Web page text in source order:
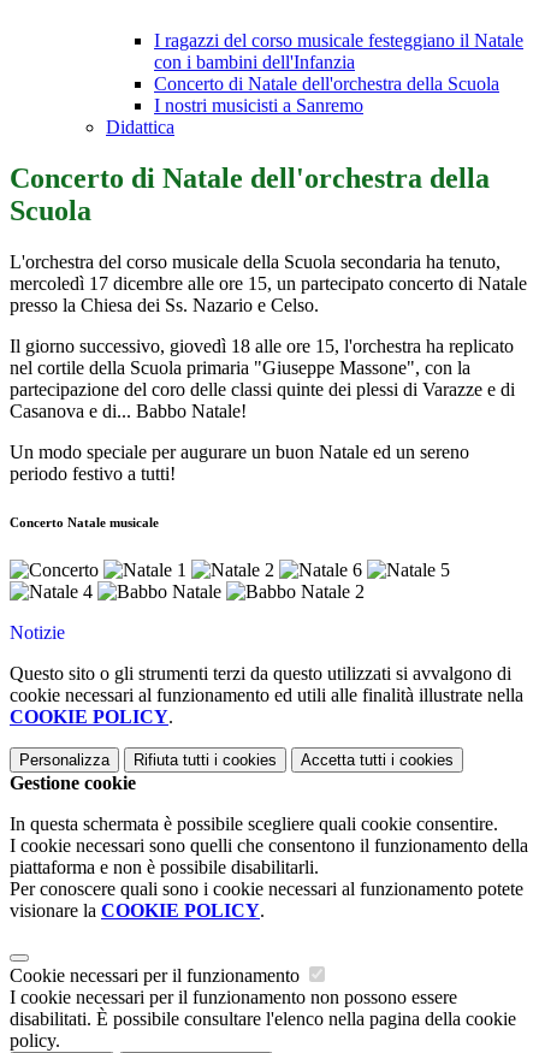
I ragazzi del corso musicale festeggiano il Natale
con i bambini dell'Infanzia
Concerto di Natale dell'orchestra della Scuola
I nostri musicisti a Sanremo
Didattica
Concerto di Natale dell'orchestra della
Scuola
L'orchestra del corso musicale della Scuola secondaria ha tenuto,
mercoledì 17 dicembre alle ore 15, un partecipato concerto di Natale
presso la Chiesa dei Ss. Nazario e Celso.
Il giorno successivo, giovedì 18 alle ore 15, l'orchestra ha replicato
nel cortile della Scuola primaria "Giuseppe Massone", con la
partecipazione del coro delle classi quinte dei plessi di Varazze e di
Casanova e di... Babbo Natale!
Un modo speciale per augurare un buon Natale ed un sereno
periodo festivo a tutti!
Concerto Natale musicale
Notizie
Questo sito o gli strumenti terzi da questo utilizzati si avvalgono di
cookie necessari al funzionamento ed utili alle finalità illustrate nella
COOKIE POLICY.
Personalizza Rifiuta tutti i cookies Accetta tutti i cookies
Gestione cookie
In questa schermata è possibile scegliere quali cookie consentire.
I cookie necessari sono quelli che consentono il funzionamento della
piattaforma e non è possibile disabilitarli.
Per conoscere quali sono i cookie necessari al funzionamento potete
visionare la COOKIE POLICY.
Cookie necessari per il funzionamento
I cookie necessari per il funzionamento non possono essere
disabilitati. È possibile consultare l'elenco nella pagina della cookie
policy.